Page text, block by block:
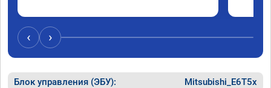
‹ ›
Блок управления (ЭБУ): Mitsubishi_E6T5x